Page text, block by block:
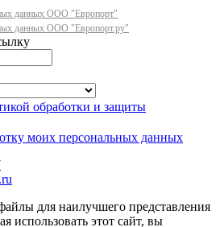
данных ООО "Европорт"
данных ООО "Европорт.ру"
обработки и защиты
моих персональных данных
для наилучшего представления
использовать этот сайт, вы